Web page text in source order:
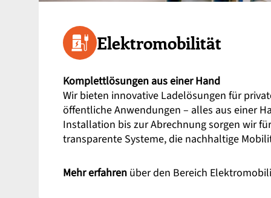
Elektromobilität
Komplettlösungen aus einer Hand
Wir bieten innovative Ladelösungen für
öffentliche Anwendungen – alles aus einer
Installation bis zur Abrechnung sorgen wir
transparente Systeme, die nachhaltige
Mehr erfahren über den Bereich